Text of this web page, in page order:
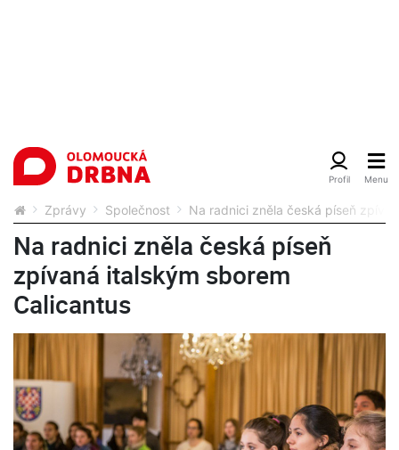
Zprávy Společnost Na radnici zněla česká píseň
Na radnici zněla česká píseň
zpívaná italským sborem
Calicantus